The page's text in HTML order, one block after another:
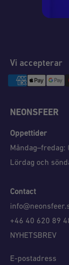
NEONSFEER
Öppettider
Måndag–fredag:
Lördag och
Contact
+46 40 620 89
NYHETSBREV
E-postadress
Vi accepterar